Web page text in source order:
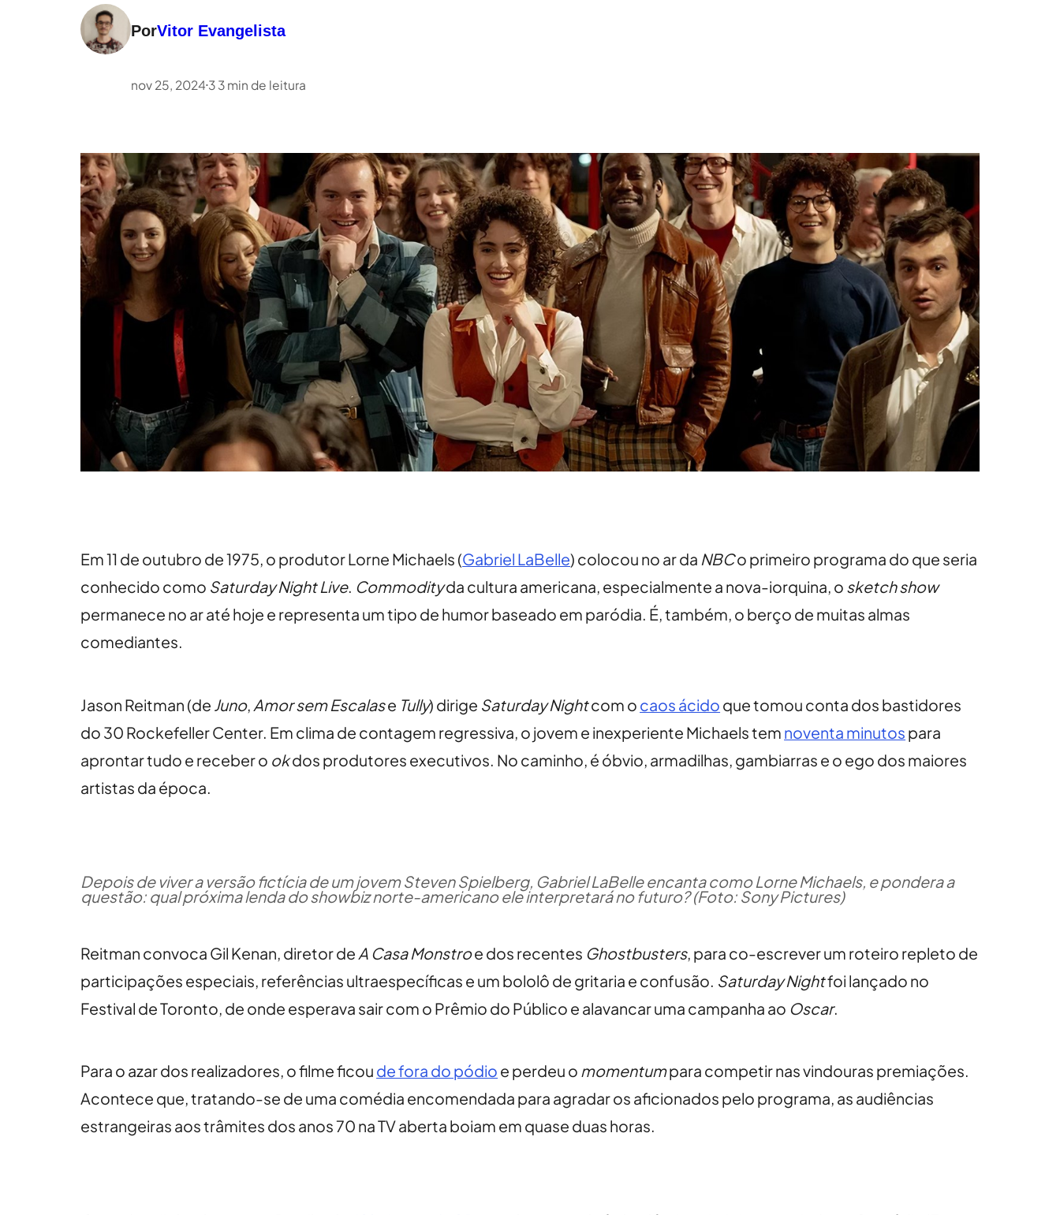
PorVitor Evangelista
nov 25, 2024•3 3 min de leitura
Em 11 de outubro de 1975, o produtor Lorne Michaels (Gabriel LaBelle) colocou no ar da NBCo primeiro programa do que seria
conhecido como Saturday Night Live. Commodityda cultura americana, especialmente a nova-iorquina, o sketch show
permanece no ar até hoje e representa um tipo de humor baseado em paródia. É, também, o berço de muitas almas
comediantes.
Jason Reitman (de Juno, Amor sem Escalase Tully) dirige Saturday Nightcom o caos ácido que tomou conta dos bastidores
do 30 Rockefeller Center. Em clima de contagem regressiva, o jovem e inexperiente Michaels tem noventa minutos para
aprontar tudo e receber o okdos produtores executivos. No caminho, é óbvio, armadilhas, gambiarras e o ego dos maiores
artistas da época.
Depois de viver a versão fictícia de um jovem Steven Spielberg, Gabriel LaBelle encanta como Lorne Michaels, e pondera a
questão: qual próxima lenda do showbiz norte-americano ele interpretará no futuro? (Foto: Sony Pictures)
Reitman convoca Gil Kenan, diretor de A Casa Monstroe dos recentes Ghostbusters, para co-escrever um roteiro repleto de
participações especiais, referências ultraespecíficas e um bololô de gritaria e confusão. Saturday Nightfoi lançado no
Festival de Toronto, de onde esperava sair com o Prêmio do Público e alavancar uma campanha ao Oscar.
Para o azar dos realizadores, o filme ficou de fora do pódio e perdeu o momentumpara competir nas vindouras premiações.
Acontece que, tratando-se de uma comédia encomendada para agradar os aficionados pelo programa, as audiências
estrangeiras aos trâmites dos anos 70 na TV aberta boiam em quase duas horas.